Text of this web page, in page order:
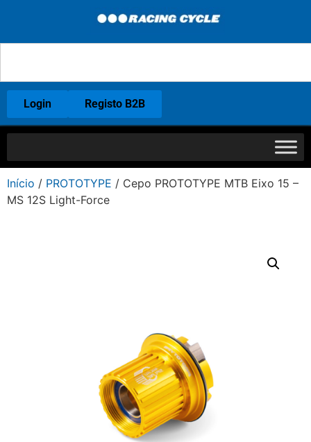
Login Registo B2B
Início / PROTOTYPE / Cepo PROTOTYPE MTB Eixo 15 –
MS 12S Light-Force